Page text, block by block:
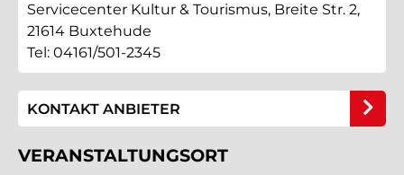
Servicecenter Kultur & Tourismus, Breite Str. 2,
21614 Buxtehude
Tel: 04161/501-2345
KONTAKT ANBIETER
VERANSTALTUNGSORT